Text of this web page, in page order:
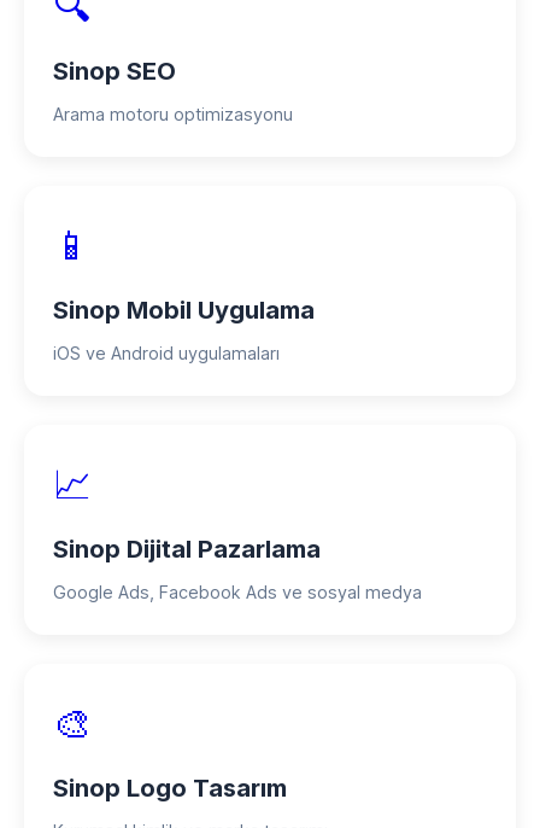
Sinop SEO
Arama motoru optimizasyonu
📱
Sinop Mobil Uygulama
iOS ve Android uygulamaları
📈
Sinop Dijital Pazarlama
Google Ads, Facebook Ads ve sosyal medya
🎨
Sinop Logo Tasarım